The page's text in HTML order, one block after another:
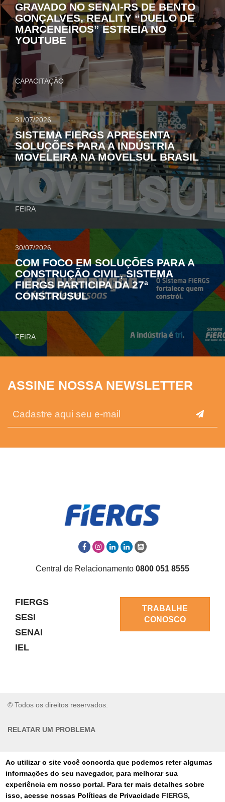
Ao utilizar o site você concorda que podemos reter algumas
informações do seu navegador, para melhorar sua
experiência em nosso portal. Para ter mais detalhes sobre
isso, acesse nossas Políticas de Privacidade FIERGS,
GRAVADO NO SENAI-RS DE BENTO
GONÇALVES, REALITY “DUELO DE
MARCENEIROS” ESTREIA NO
YOUTUBE
CAPACITAÇÃO
31/07/2026
SISTEMA FIERGS APRESENTA
SOLUÇÕES PARA A INDÚSTRIA
MOVELEIRA NA MOVELSUL BRASIL
FEIRA
30/07/2026
COM FOCO EM SOLUÇÕES PARA A
CONSTRUÇÃO CIVIL, SISTEMA
FIERGS PARTICIPA DA 27ª
CONSTRUSUL
FEIRA
ASSINE NOSSA NEWSLETTER
Central de Relacionamento 0800 051 8555
FIERGS
SESI
SENAI
IEL
TRABALHE
CONOSCO
© Todos os direitos reservados.
RELATAR UM PROBLEMA
PORTAL DE COMPRAS